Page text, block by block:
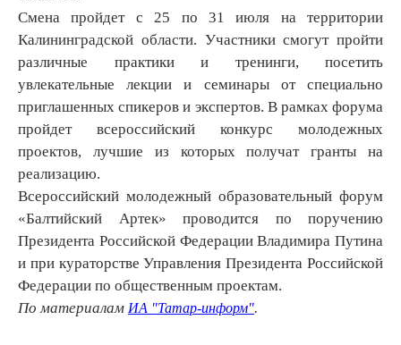
Смена пройдет с 25 по 31 июля на территории
Калининградской области. Участники смогут пройти
различные практики и тренинги, посетить
увлекательные лекции и семинары от специально
приглашенных спикеров и экспертов. В рамках форума
пройдет всероссийский конкурс молодежных
проектов, лучшие из которых получат гранты на
реализацию.
Всероссийский молодежный образовательный форум
«Балтийский Артек» проводится по поручению
Президента Российской Федерации Владимира Путина
и при кураторстве Управления Президента Российской
Федерации по общественным проектам.
По материалам ИА "Татар-информ".